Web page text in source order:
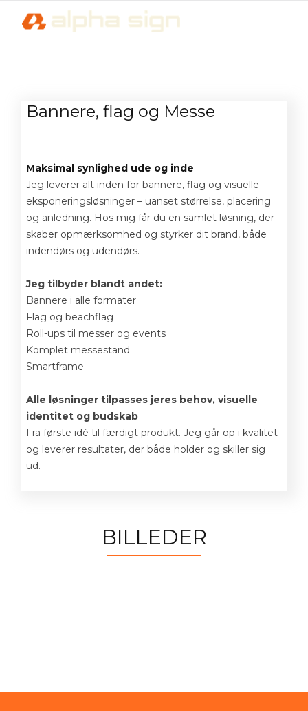
Bannere, flag og Messe
Maksimal synlighed ude og inde
Jeg leverer alt inden for bannere, flag og visuelle
eksponeringsløsninger – uanset størrelse, placering
og anledning. Hos mig får du en samlet løsning, der
skaber opmærksomhed og styrker dit brand, både
indendørs og udendørs.
Jeg tilbyder blandt andet:
Bannere i alle formater
Flag og beachflag
Roll-ups til messer og events
Komplet messestand
Smartframe
Alle løsninger tilpasses jeres behov, visuelle
identitet og budskab
Fra første idé til færdigt produkt. Jeg går op i kvalitet
og leverer resultater, der både holder og skiller sig
ud.
BILLEDER